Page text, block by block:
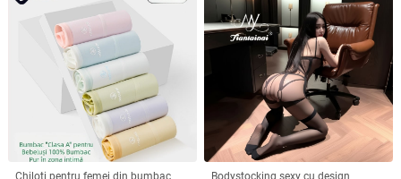
Chiloți pentru femei din bumbac
Bodystocking sexy cu design